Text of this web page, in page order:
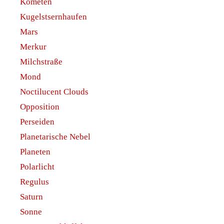
Kugelstsernhaufen
Mars
Merkur
Milchstraße
Mond
Noctilucent Clouds
Opposition
Perseiden
Planetarische Nebel
Planeten
Polarlicht
Regulus
Saturn
Sonne